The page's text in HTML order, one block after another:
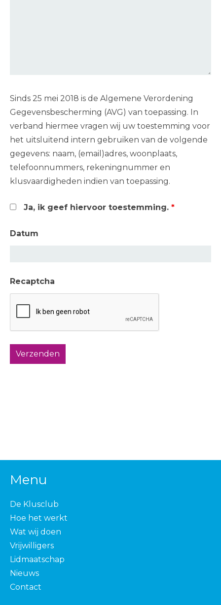
Sinds 25 mei 2018 is de Algemene Verordening
Gegevensbescherming (AVG) van toepassing. In
verband hiermee vragen wij uw toestemming voor
het uitsluitend intern gebruiken van de volgende
gegevens: naam, (email)adres, woonplaats,
telefoonnummers, rekeningnummer en
klusvaardigheden indien van toepassing.
Ja, ik geef hiervoor toestemming.*
Datum
Recaptcha
Menu
De Klusclub
Hoe het werkt
Wat wij doen
Vrijwilligers
Lidmaatschap
Nieuws
Contact